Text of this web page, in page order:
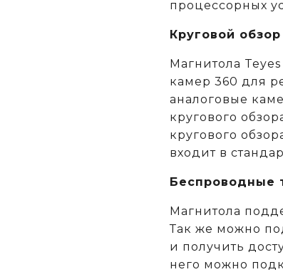
процессорных
Круговой обзор
Магнитола
камер 360 для
аналоговые
кругового
кругового
входит в
Беспроводные
Магнитола
Так же можно
и получить
него можно